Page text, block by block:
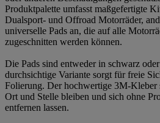
Produktpalette umfasst maßgefertigte
Dualsport- und Offroad Motorräder,
universelle Pads an, die auf alle
zugeschnitten werden können.
Die Pads sind entweder in schwarz
durchsichtige Variante sorgt für freie
Folierung. Der hochwertige 3M-Kleber
Ort und Stelle bleiben und sich ohne
entfernen lassen.